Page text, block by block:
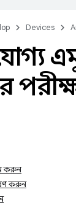
Devices
করুন
করুন